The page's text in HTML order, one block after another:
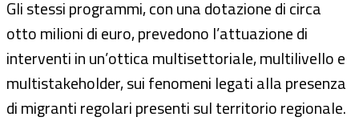
Gli stessi programmi, con una dotazione di circa
otto milioni di euro, prevedono l’attuazione di
interventi in un’ottica multisettoriale, multilivello e
multistakeholder, sui fenomeni legati alla presenza
di migranti regolari presenti sul territorio regionale.